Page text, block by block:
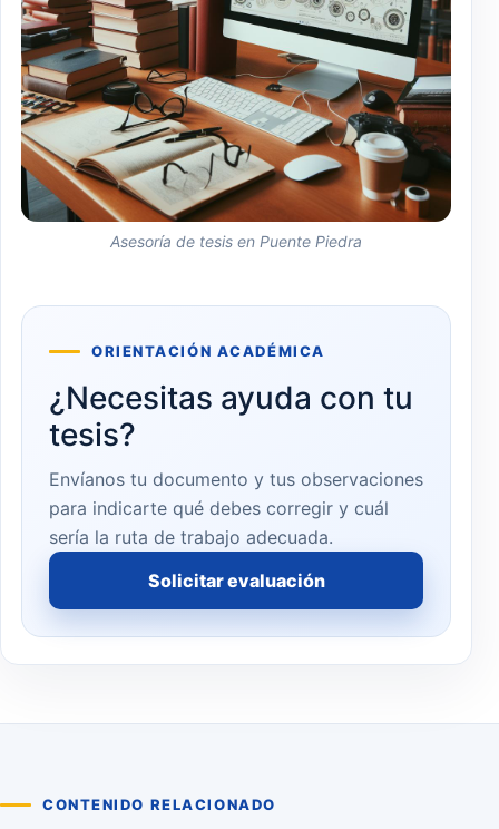
Asesoría de tesis en Puente Piedra
ORIENTACIÓN ACADÉMICA
¿Necesitas ayuda con tu
tesis?
Envíanos tu documento y tus observaciones
para indicarte qué debes corregir y cuál
sería la ruta de trabajo adecuada.
Solicitar evaluación
CONTENIDO RELACIONADO